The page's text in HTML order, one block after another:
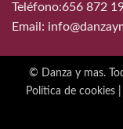
Teléfono:656 872
Email:
© Danza y mas.
Política de cookies|